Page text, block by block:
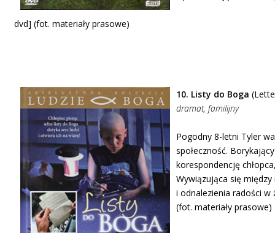
dvd] (fot. materiały prasowe)
10. Listy do Boga
dramat, familijny
Pogodny 8-letni Tyler
społeczność.
korespondencję
Wywiązująca się
i odnalezienia radości w
(fot. materiały prasowe)